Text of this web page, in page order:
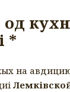
*
на